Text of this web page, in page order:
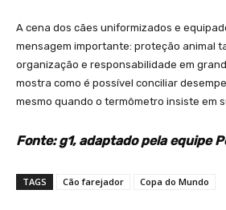
A cena dos cães uniformizados e
mensagem importante: proteção animal
organização e responsabilidade em
mostra como é possível conciliar
mesmo quando o termômetro insiste em
Fonte: g1, adaptado pela equipe
TAGS Cão farejador Copa do Mundo